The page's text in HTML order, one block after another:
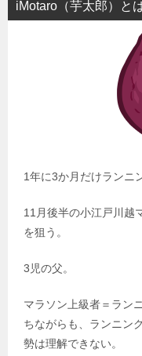
iMotaro（芋太郎）と
1年に3か月だけランニ
11月後半の小江戸川越
を狙う。
3児の父。
マラソン上級者＝ラン
ちながらも、ランニン
勢は理解できない。